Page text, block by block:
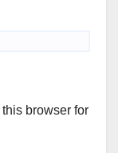
browser for